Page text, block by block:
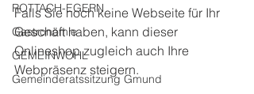
ROTTACH-EGERN
Gastronomie
GEMEINWOHL
Gemeinderatssitzung Gmund
Falls Sie noch keine Webseite für Ihr
Geschäft haben, kann dieser
Onlineshop zugleich auch Ihre
Webpräsenz steigern.